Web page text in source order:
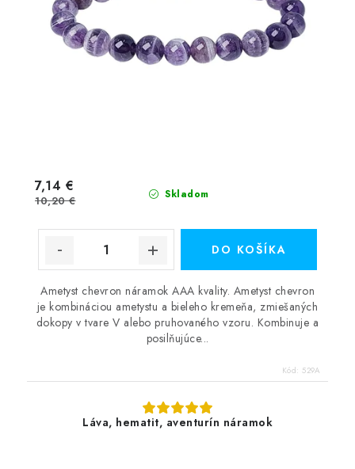
Skladom
7,14 €
10,20 €
DO KOŠÍKA
Ametyst chevron náramok AAA kvality. Ametyst chevron
je kombináciou ametystu a bieleho kremeňa, zmiešaných
dokopy v tvare V alebo pruhovaného vzoru. Kombinuje a
posilňujúce...
Kód: 529A
Láva, hematit, aventurín náramok